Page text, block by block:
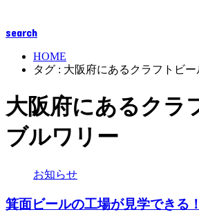
search
HOME
タグ : 大阪府にあるクラフトビ
大阪府にあるクラ
ブルワリー
お知らせ
箕面ビールの工場が見学できる